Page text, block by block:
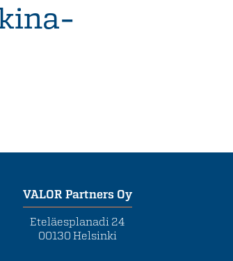
VALOR Partners Oy
Eteläesplanadi 24
00130 Helsinki